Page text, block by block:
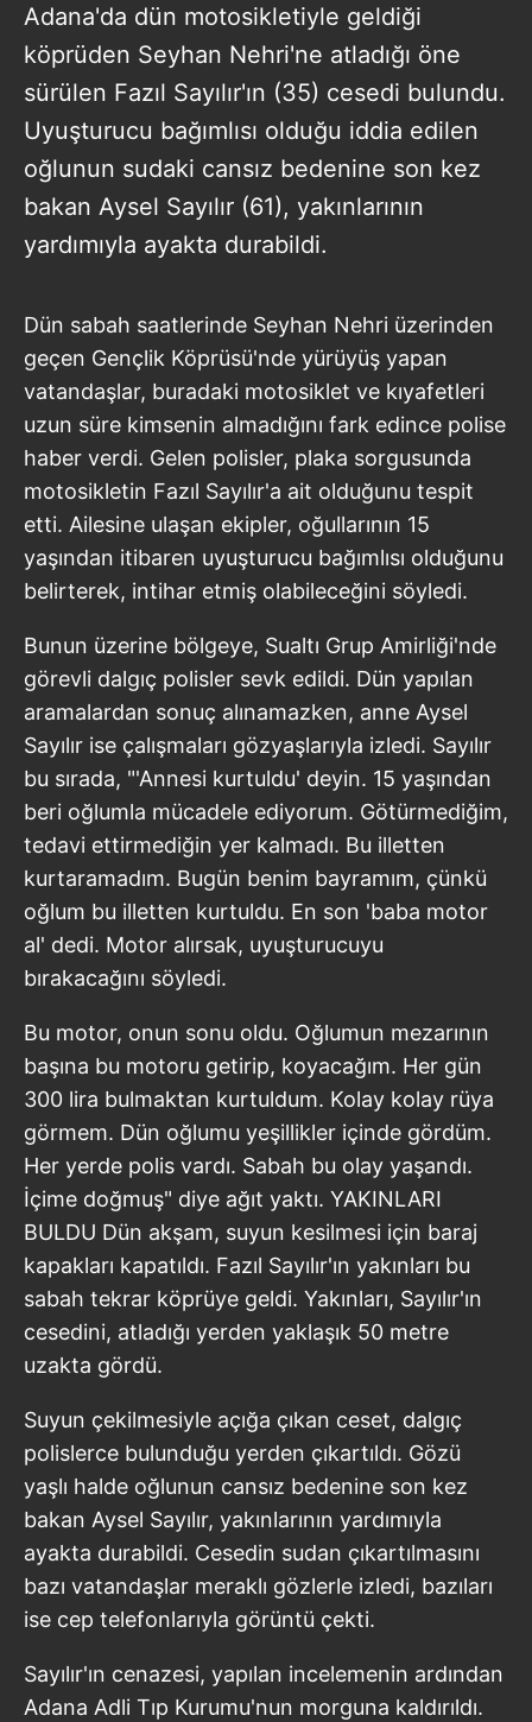
Adana'da dün motosikletiyle geldiği
köprüden Seyhan Nehri'ne atladığı öne
sürülen Fazıl Sayılır'ın (35) cesedi bulundu.
Uyuşturucu bağımlısı olduğu iddia edilen
oğlunun sudaki cansız bedenine son kez
bakan Aysel Sayılır (61), yakınlarının
yardımıyla ayakta durabildi.
Dün sabah saatlerinde Seyhan Nehri üzerinden
geçen Gençlik Köprüsü'nde yürüyüş yapan
vatandaşlar, buradaki motosiklet ve kıyafetleri
uzun süre kimsenin almadığını fark edince polise
haber verdi. Gelen polisler, plaka sorgusunda
motosikletin Fazıl Sayılır'a ait olduğunu tespit
etti. Ailesine ulaşan ekipler, oğullarının 15
yaşından itibaren uyuşturucu bağımlısı olduğunu
belirterek, intihar etmiş olabileceğini söyledi.
Bunun üzerine bölgeye, Sualtı Grup Amirliği'nde
görevli dalgıç polisler sevk edildi. Dün yapılan
aramalardan sonuç alınamazken, anne Aysel
Sayılır ise çalışmaları gözyaşlarıyla izledi. Sayılır
bu sırada, "'Annesi kurtuldu' deyin. 15 yaşından
beri oğlumla mücadele ediyorum. Götürmediğim,
tedavi ettirmediğin yer kalmadı. Bu illetten
kurtaramadım. Bugün benim bayramım, çünkü
oğlum bu illetten kurtuldu. En son 'baba motor
al' dedi. Motor alırsak, uyuşturucuyu
bırakacağını söyledi.
Bu motor, onun sonu oldu. Oğlumun mezarının
başına bu motoru getirip, koyacağım. Her gün
300 lira bulmaktan kurtuldum. Kolay kolay rüya
görmem. Dün oğlumu yeşillikler içinde gördüm.
Her yerde polis vardı. Sabah bu olay yaşandı.
İçime doğmuş" diye ağıt yaktı. YAKINLARI
BULDU Dün akşam, suyun kesilmesi için baraj
kapakları kapatıldı. Fazıl Sayılır'ın yakınları bu
sabah tekrar köprüye geldi. Yakınları, Sayılır'ın
cesedini, atladığı yerden yaklaşık 50 metre
uzakta gördü.
Suyun çekilmesiyle açığa çıkan ceset, dalgıç
polislerce bulunduğu yerden çıkartıldı. Gözü
yaşlı halde oğlunun cansız bedenine son kez
bakan Aysel Sayılır, yakınlarının yardımıyla
ayakta durabildi. Cesedin sudan çıkartılmasını
bazı vatandaşlar meraklı gözlerle izledi, bazıları
ise cep telefonlarıyla görüntü çekti.
Sayılır'ın cenazesi, yapılan incelemenin ardından
Adana Adli Tıp Kurumu'nun morguna kaldırıldı.